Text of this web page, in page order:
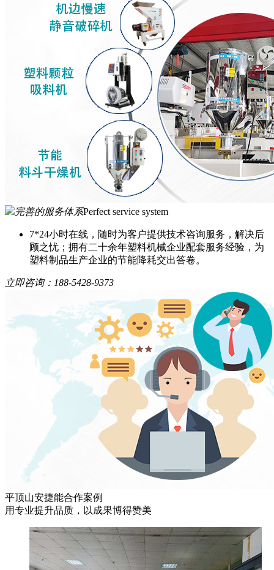
完善的服务体系Perfect service system
7*24小时在线，随时为客户提供技术咨询服务，解决后
顾之忧；拥有二十余年塑料机械企业配套服务经验，为
塑料制品生产企业的节能降耗交出答卷。
立即咨询： 188-5428-9373
平顶山安捷能合作案例
用专业提升品质，以成果博得赞美